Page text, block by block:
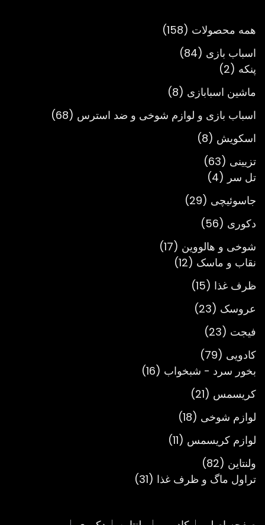
همه محصولات
158
158
اسباب بازی 84
84
پنکه 2
2
محصول
ماشین اسبابازی 8
8
اسباب بازی و لوازم شوخی و ضد استرس 68
68
اسکویش 8
8
تزیینی 63
63
محصول
تل سر 4
4
محصول
جاسوئیچی 29
29
دکوری 56
56
محصول
شوخی و هالووین 17
17
نقاب و ماسک 12
12
ظرف غذا 15
15
محصول
عروسک 23
23
فیجت 23
23
محصول
کادویی 79
79
محصول
بخور سرد - شبخواب 16
16
کریسمس 21
21
محصول
لوازم شوخی 18
18
محصول
لوازم کریسمس 11
11
ولنتاین 82
82
محصول
تراول ماگ و ظرف غذا 31
31